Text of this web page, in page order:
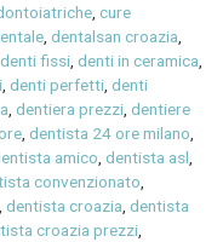
,cure
,dentalsan croazia
,denti fissi ,denti in ceramica
,denti perfetti ,denti
,dentiera prezzi ,dentiere
,dentista 24 ore milano
amico ,dentista asl
convenzionato
,dentista croazia ,dentista
croazia prezzi